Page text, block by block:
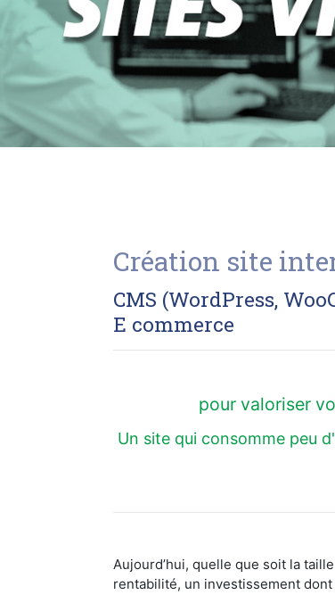
Création site
CMS (WordPress,
E commerce
pour valoriser
Un site qui consomme peu
Aujourd’hui, quelle que soit la
rentabilité, un investissement